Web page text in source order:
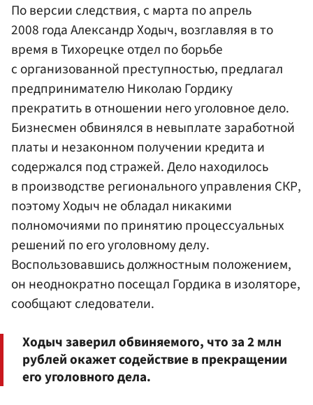
По версии следствия, с марта по апрель
2008 года Александр Ходыч, возглавляя в то
время в Тихорецке отдел по борьбе
с организованной преступностью, предлагал
предпринимателю Николаю Гордику
прекратить в отношении него уголовное дело.
Бизнесмен обвинялся в невыплате заработной
платы и незаконном получении кредита и
содержался под стражей. Дело находилось
в производстве регионального управления СКР,
поэтому Ходыч не обладал никакими
полномочиями по принятию процессуальных
решений по его уголовному делу.
Воспользовавшись должностным положением,
он неоднократно посещал Гордика в изоляторе,
сообщают следователи.
Ходыч заверил обвиняемого, что за 2 млн
рублей окажет содействие в прекращении
его уголовного дела.